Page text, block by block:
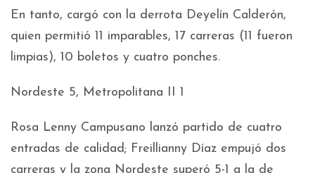
En tanto, cargó con la derrota Deyelín Calderón,
quien permitió 11 imparables, 17 carreras (11 fueron
limpias), 10 boletos y cuatro ponches.
Nordeste 5, Metropolitana II 1
Rosa Lenny Campusano lanzó partido de cuatro
entradas de calidad; Freillianny Díaz empujó dos
carreras y la zona Nordeste superó 5-1 a la de